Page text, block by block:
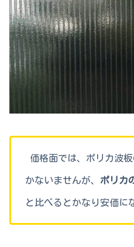
価格面では、ポリカ波板
かないませんが、 ポリカ
と比べるとかなり安価に